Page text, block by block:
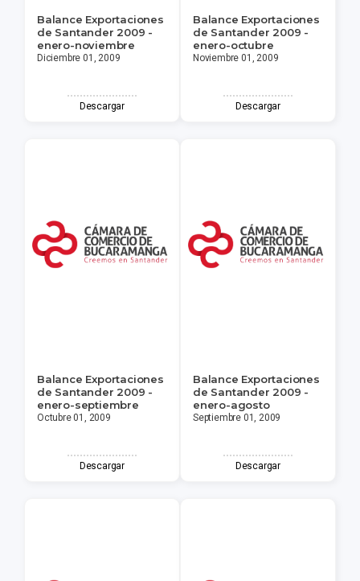
Balance Exportaciones
de Santander 2009 -
enero-noviembre
Diciembre 01, 2009
Descargar
Balance Exportaciones
de Santander 2009 -
enero-octubre
Noviembre 01, 2009
Descargar
Balance Exportaciones
de Santander 2009 -
enero-septiembre
Octubre 01, 2009
Descargar
Balance Exportaciones
de Santander 2009 -
enero-agosto
Septiembre 01, 2009
Descargar